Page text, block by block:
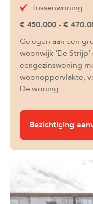
Tussenwoning
€ 450.000 - €
Gelegen aan een
woonwijk ‘De
eengezinswoning
woonoppervlakte,
De woning…
Bezichtiging